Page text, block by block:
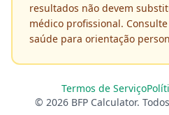
resultados não devem
médico profissional.
saúde para orientação
Termos de Serviço
© 2026 BFP Calculator.